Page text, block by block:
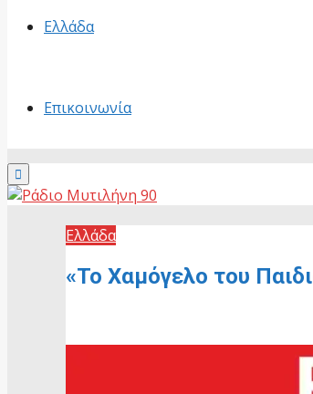
Ελλάδα
Επικοινωνία
Primary
Menu
Ελλάδα
«Το Χαμόγελο του